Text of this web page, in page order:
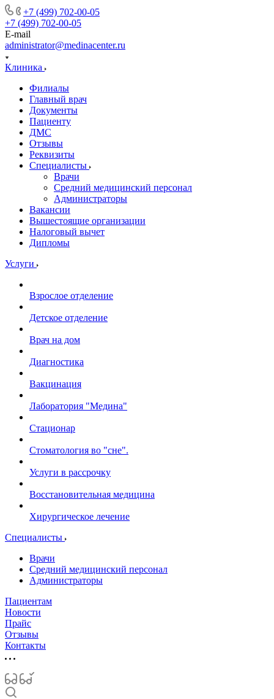
+7 (499) 702-00-05
+7 (499) 702-00-05
E-mail
administrator@medinacenter.ru
Клиника
Филиалы
Главный врач
Документы
Пациенту
ДМС
Отзывы
Реквизиты
Специалисты
Врачи
Средний медицинский персонал
Администраторы
Вакансии
Вышестоящие организации
Налоговый вычет
Дипломы
Услуги
Взрослое отделение
Детское отделение
Врач на дом
Диагностика
Вакцинация
Лаборатория "Медина"
Стационар
Стоматология во "сне".
Услуги в рассрочку
Восстановительная медицина
Хирургическое лечение
Специалисты
Врачи
Средний медицинский персонал
Администраторы
Пациентам
Новости
Прайс
Отзывы
Контакты